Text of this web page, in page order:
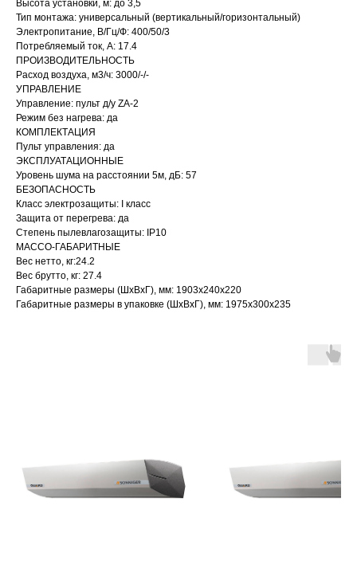
Высота установки, м: до 3,5
Тип монтажа: универсальный (вертикальный/горизонтальный)
Электропитание, В/Гц/Ф: 400/50/3
Потребляемый ток, А: 17.4
ПРОИЗВОДИТЕЛЬНОСТЬ
Расход воздуха, м3/ч: 3000/-/-
УПРАВЛЕНИЕ
Управление: пульт д/у ZA-2
Режим без нагрева: да
КОМПЛЕКТАЦИЯ
Пульт управления: да
ЭКСПЛУАТАЦИОННЫЕ
Уровень шума на расстоянии 5м, дБ: 57
БЕЗОПАСНОСТЬ
Класс электрозащиты: I класс
Защита от перегрева: да
Степень пылевлагозащиты: IP10
МАССО-ГАБАРИТНЫЕ
Вес нетто, кг:24.2
Вес брутто, кг: 27.4
Габаритные размеры (ШxВxГ), мм: 1903x240x220
Габаритные размеры в упаковке (ШxВxГ), мм: 1975x300x235